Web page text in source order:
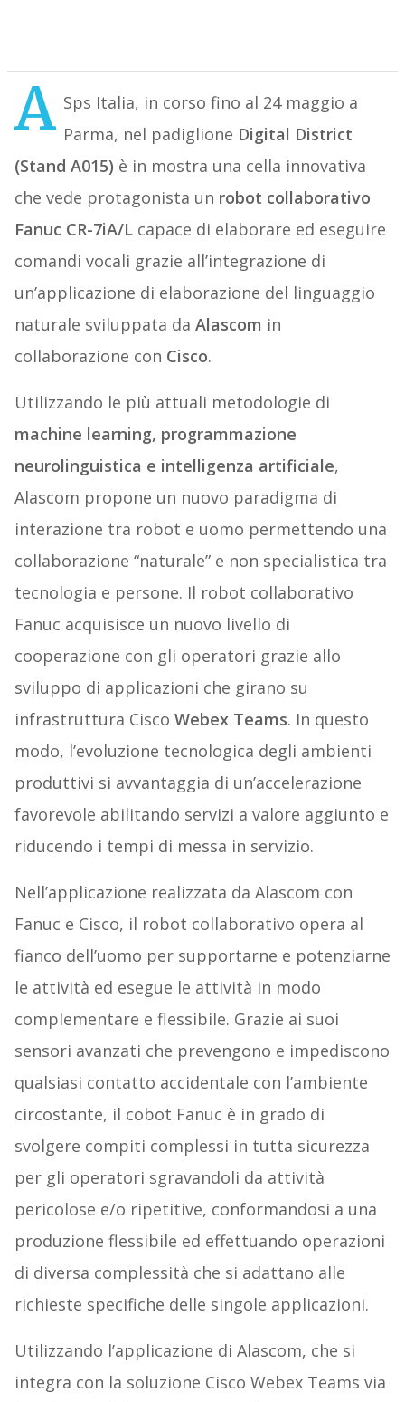
A Sps Italia, in corso fino al 24 maggio a
Parma, nel padiglione Digital District
(Stand A015) è in mostra una cella innovativa
che vede protagonista un robot collaborativo
Fanuc CR-7iA/Lcapace di elaborare ed eseguire
comandi vocali grazie all’integrazione di
un’applicazione di elaborazione del linguaggio
naturale sviluppata da Alascom in
collaborazione con Cisco.
Utilizzando le più attuali metodologie di
machine learning, programmazione
neurolinguistica e intelligenza artificiale,
Alascom propone un nuovo paradigma di
interazione tra robot e uomo permettendo una
collaborazione “naturale” e non specialistica tra
tecnologia e persone. Il robot collaborativo
Fanuc acquisisce un nuovo livello di
cooperazione con gli operatori grazie allo
sviluppo di applicazioni che girano su
infrastruttura Cisco Webex Teams. In questo
modo, l’evoluzione tecnologica degli ambienti
produttivi si avvantaggia di un’accelerazione
favorevole abilitando servizi a valore aggiunto e
riducendo i tempi di messa in servizio.
Nell’applicazione realizzata da Alascom con
Fanuc e Cisco, il robot collaborativo opera al
fianco dell’uomo per supportarne e potenziarne
le attività ed esegue le attività in modo
complementare e flessibile. Grazie ai suoi
sensori avanzati che prevengono e impediscono
qualsiasi contatto accidentale con l’ambiente
circostante, il cobot Fanuc è in grado di
svolgere compiti complessi in tutta sicurezza
per gli operatori sgravandoli da attività
pericolose e/o ripetitive, conformandosi a una
produzione flessibile ed effettuando operazioni
di diversa complessità che si adattano alle
richieste specifiche delle singole applicazioni.
Utilizzando l’applicazione di Alascom, che si
integra con la soluzione Cisco Webex Teams via